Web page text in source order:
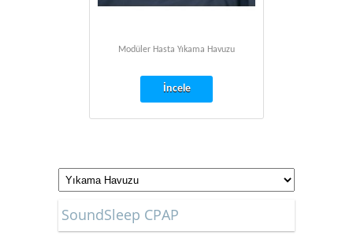
Modüler Hasta Yıkama Havuzu
İncele
SoundSleep CPAP